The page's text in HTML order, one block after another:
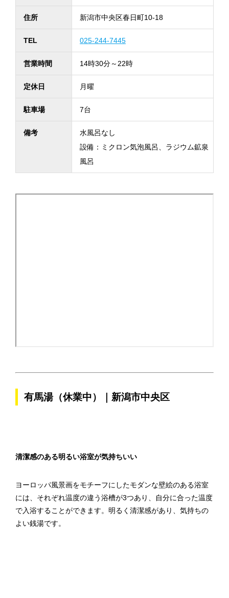
住所 新潟市中央区春日町10-18
TEL 025-244-7445
営業時間 14時30分～22時
定休日 月曜
駐車場 7台
備考
水風呂なし
設備：ミクロン気泡風呂、ラジウム鉱泉
風呂
有馬湯（休業中）｜新潟市中央区
清潔感のある明るい浴室が気持ちいい
ヨーロッパ風景画をモチーフにしたモダンな壁絵のある浴室
には、それぞれ温度の違う浴槽が3つあり、自分に合った温度
で入浴することができます。明るく清潔感があり、気持ちの
よい銭湯です。